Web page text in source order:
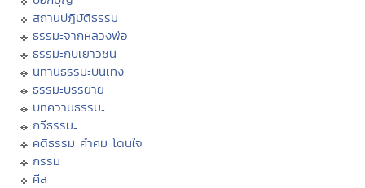
สถานปฏิบัติธรรม
ธรรมะจากหลวงพ่อ
ธรรมะกับเยาวชน
นิทานธรรมะบันเทิง
ธรรมะบรรยาย
บทความธรรมะ
กวีธรรมะ
คติธรรม คำคม โดนใจ
กรรม
ศีล